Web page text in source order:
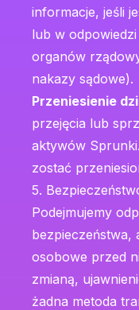
informacje, jeśli
lub w
organów
nakazy sądowe).
Przeniesienie
przejęcia lub
aktywów
zostać
5.
Podejmujemy
bezpieczeństwa,
osobowe przed
zmianą,
żadna metoda